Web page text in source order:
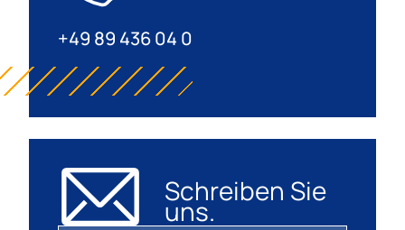
+49 89 436 04 0
Schreiben Sie
uns.